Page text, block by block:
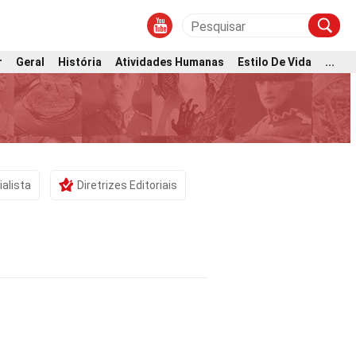
Geral História Atividades Humanas Estilo De Vida ...
Diretrizes Editoriais